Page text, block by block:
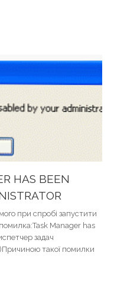
HAS BEEN
при спробі запустити
Manager has
задач
такої помилки